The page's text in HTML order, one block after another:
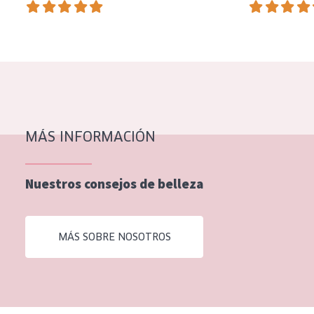
Lift+
Piel normal y seca
Piel mixata o grasa
Piel madura
Piel expuesta al sol
Piel menopáusica
Todas las edades
MÁS INFORMACIÓN
Nuestros consejos de belleza
MÁS SOBRE NOSOTROS